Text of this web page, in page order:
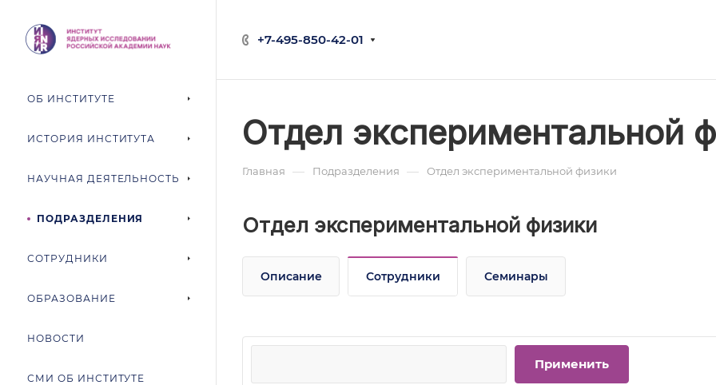
+7-495-850-42-01
ОБ ИНСТИТУТЕ
ИСТОРИЯ ИНСТИТУТА
НАУЧНАЯ ДЕЯТЕЛЬНОСТЬ
ПОДРАЗДЕЛЕНИЯ
СОТРУДНИКИ
ОБРАЗОВАНИЕ
НОВОСТИ
СМИ ОБ ИНСТИТУТЕ
Отдел экспериментальной
Главная — Подразделения — Отдел экспериментальной физики
Отдел экспериментальной физики
Описание Сотрудники Семинары